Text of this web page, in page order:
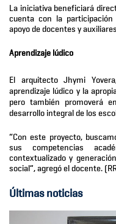
La iniciativa beneficiará
cuenta con la
apoyo de docentes y
Aprendizaje lúdico
El arquitecto Jhymi
aprendizaje lúdico y la
pero también promoverá
desarrollo integral de los
“Con este proyecto,
sus competencias
contextualizado y
social”, agregó el docente.
Últimas noticias